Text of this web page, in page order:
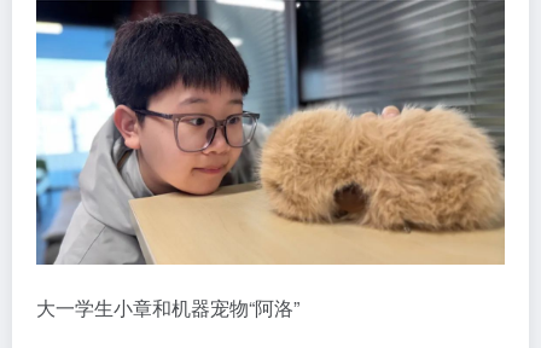
大一学生小章和机器宠物“阿洛”